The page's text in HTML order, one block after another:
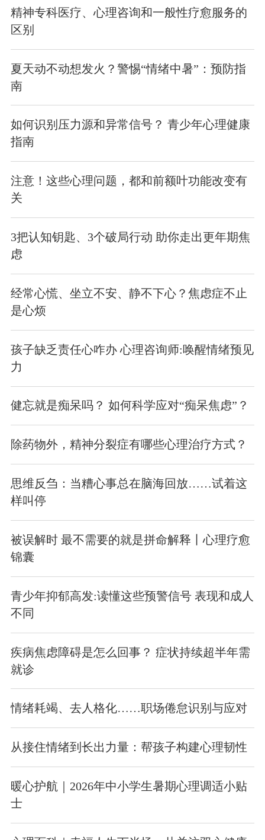
精神专科医疗、心理咨询和一般性疗愈服务的
区别
夏天动不动想发火？警惕“情绪中暑”：预防指
南
如何识别压力源和异常信号？ 青少年心理健康
指南
注意！这些心理问题，都和前额叶功能改变有
关
3把认知钥匙、3个破局行动 助你走出更年期焦
虑
经常心慌、坐立不安、静不下心？焦虑症不止
是心烦
孩子缺乏责任心咋办 心理咨询师:唤醒情绪预见
力
健忘就是痴呆吗？ 如何科学应对“痴呆焦虑”？
除药物外，精神分裂症有哪些心理治疗方式？
思维反刍：当糟心事总在脑海回放……试着这
样叫停
被误解时 最不需要的就是拼命解释丨心理疗愈
锦囊
青少年抑郁高发:读懂这些预警信号 表现和成人
不同
疾病焦虑障碍是怎么回事？ 症状持续超半年需
就诊
情绪耗竭、去人格化……职场倦怠识别与应对
从接住情绪到长出力量：帮孩子构建心理韧性
暖心护航｜2026年中小学生暑期心理调适小贴
士